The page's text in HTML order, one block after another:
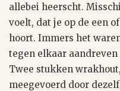
allebei heerscht.
voelt, dat je op de een
hoort. Immers het
tegen elkaar
Twee stukken
meegevoerd door